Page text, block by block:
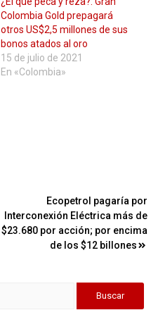
Colombia Gold prepagará
otros US$2,5 millones de sus
bonos atados al oro
15 de julio de 2021
En «Colombia»
Ecopetrol pagaría por
Interconexión Eléctrica más de
$23.680 por acción; por encima
de los $12 billones